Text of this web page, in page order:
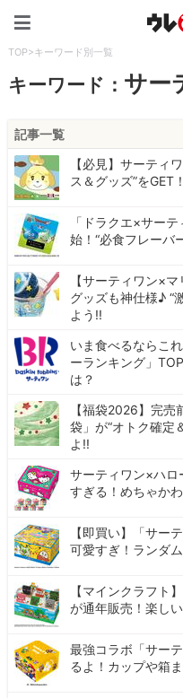
TOP>キーワード別一覧
キーワード： サー
記事一覧
【必見】サーティ
ス＆グッズ”をGET
「ドラクエ×サー
始！“必食フレーバ
【サーティワン×
グッズも神仕様♪ “
よう!!
いま食べるならこ
ーランキング」
は？
【福袋2026】完
袋」が“オトク確定
よ!!
サーティワン×ハロ
すぎる！めちゃか
【即買い】「サー
可愛すぎ！ランダ
【マインクラフト
が通年販売！楽し
最強コラボ「サー
るよ！カップや箱